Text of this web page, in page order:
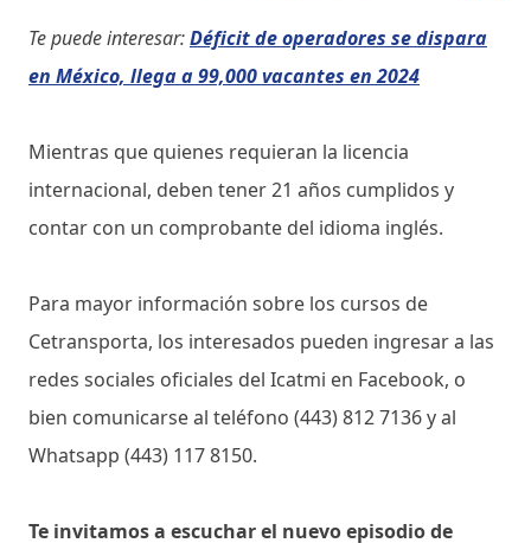
Te puede interesar:Déficit de operadores se dispara
en México, llega a 99,000 vacantes en 2024
Mientras que quienes requieran la licencia
internacional, deben tener 21 años cumplidos y
contar con un comprobante del idioma inglés.
Para mayor información sobre los cursos de
Cetransporta, los interesados pueden ingresar a las
redes sociales oficiales del Icatmi en Facebook, o
bien comunicarse al teléfono (443) 812 7136 y al
Whatsapp (443) 117 8150.
Te invitamos a escuchar el nuevo episodio de